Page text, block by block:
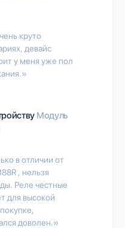
круто
девайс
у меня уже пол
Модуль
в отличии от
, нельзя
Реле честные
для высокой
доволен.»